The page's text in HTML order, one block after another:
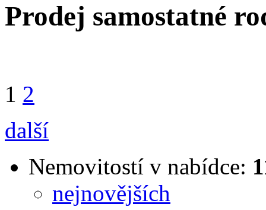
Prodej samostatné
1 2
další
Nemovitostí v nabídce:
nejnovějších